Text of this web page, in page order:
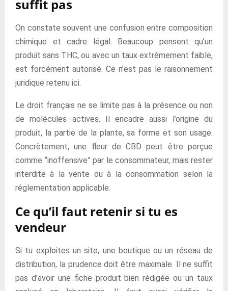
suffit pas
On constate souvent une confusion entre composition
chimique et cadre légal. Beaucoup pensent qu’un
produit sans THC, ou avec un taux extrêmement faible,
est forcément autorisé. Ce n’est pas le raisonnement
juridique retenu ici.
Le droit français ne se limite pas à la présence ou non
de molécules actives. Il encadre aussi l’origine du
produit, la partie de la plante, sa forme et son usage.
Concrètement, une fleur de CBD peut être perçue
comme “inoffensive” par le consommateur, mais rester
interdite à la vente ou à la consommation selon la
réglementation applicable.
Ce qu’il faut retenir si tu es
vendeur
Si tu exploites un site, une boutique ou un réseau de
distribution, la prudence doit être maximale. Il ne suffit
pas d’avoir une fiche produit bien rédigée ou un taux